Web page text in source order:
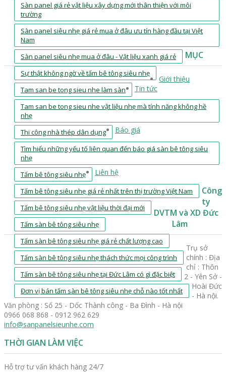
Sàn panel giá rẻ vật liệu xây dựng mới thân thiện với môi
trường
Sàn panel siêu nhẹ giá rẻ mua ở đâu ưu tín hàng đầu tại Việt
Nam
Sàn panel siêu nhẹ mua ở đâu - Vật liệu xanh giá rẻ
Sự thật không ngờ về tấm bê tông siêu nhẹ
Tam san be tong sieu nhe làm sàn
Tam san be tong sieu nhe vật liệu nhẹ mà tính năng không hề
nhẹ
Thi công nhà thép dân dụng
Tìm hiểu những yếu tố liên quan đến báo giá sàn bê tông siêu
nhẹ
Tấm bê tông siêu nhẹ
Tấm bê tông siêu nhẹ giá rẻ nhất trên thị trường Việt Nam
Tấm bê tông siêu nhẹ vật liệu thời đại mới
Tấm sàn bê tông siêu nhẹ
Tấm sàn bê tông siêu nhẹ giá rẻ chất lượng cao
Tấm sàn bê tông siêu nhẹ thách thức mọi công trình
Tấm sàn bê tông siêu nhẹ tại Đức Lâm có gì đặc biệt
Đơn vị bán tấm sàn bê tông siêu nhẹ chỗ nào tốt nhất
MỤC
Giới thiệu
Tin tức
Báo giá
Liên hệ
Công
ty
DVTM và XD Đức
Lâm
Trụ sở
chính : Địa
chỉ : Thôn
2 - Yên Sở -
Hoài Đức
- Hà nội.
Văn phòng : Số 25 - Dốc Thành công - Ba Đình - Hà nội
0966 068 868 - 0912 962 629
info@sanpanelsieunhe.com
THỜI GIAN LÀM VIỆC
Hỗ trợ tư vấn khách hàng 24/7